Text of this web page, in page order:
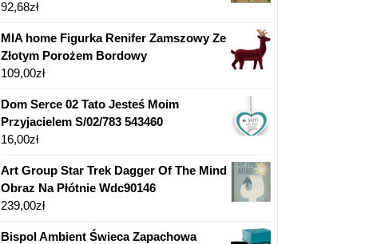
92,68zł
MIA home Figurka Renifer Zamszowy Ze
Złotym Porożem Bordowy
109,00zł
Dom Serce 02 Tato Jesteś Moim
Przyjacielem S/02/783 543460
16,00zł
Art Group Star Trek Dagger Of The Mind
Obraz Na Płótnie Wdc90146
239,00zł
Bispol Ambient Świeca Zapachowa